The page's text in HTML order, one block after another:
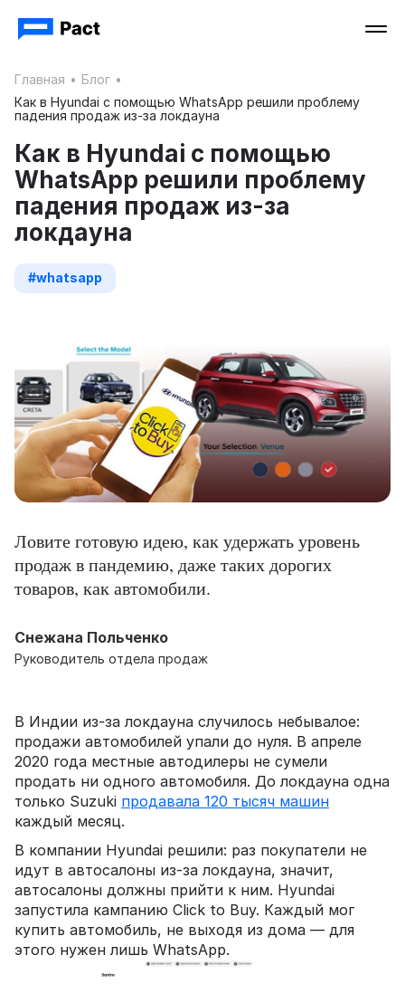
Главная • Блог •
Как в Hyundai с помощью WhatsApp решили проблему
падения продаж из-за локдауна
Как в Hyundai с помощью
WhatsApp решили проблему
падения продаж из-за
локдауна
#whatsapp
Ловите готовую идею, как удержать уровень
продаж в пандемию, даже таких дорогих
товаров, как автомобили.
Снежана Польченко
Руководитель отдела продаж
В Индии из-за локдауна случилось небывалое:
продажи автомобилей упали до нуля. В апреле
2020 года местные автодилеры не сумели
продать ни одного автомобиля. До локдауна одна
только Suzuki продавала 120 тысяч машин
каждый месяц.
В компании Hyundai решили: раз покупатели не
идут в автосалоны из-за локдауна, значит,
автосалоны должны прийти к ним. Hyundai
запустила кампанию Click to Buy. Каждый мог
купить автомобиль, не выходя из дома — для
этого нужен лишь WhatsApp.